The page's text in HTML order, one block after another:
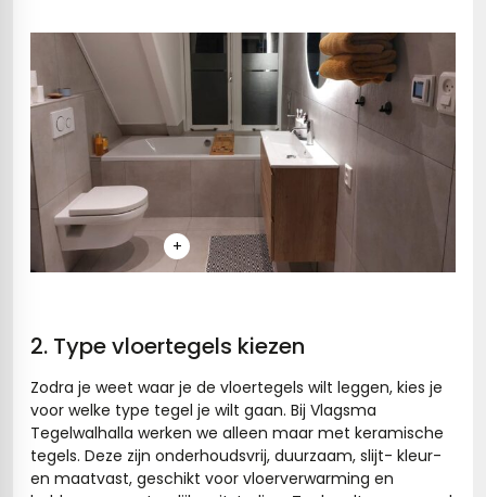
+
2. Type vloertegels kiezen
Zodra je weet waar je de vloertegels wilt leggen, kies je
voor welke type tegel je wilt gaan. Bij Vlagsma
Tegelwalhalla werken we alleen maar met keramische
tegels. Deze zijn onderhoudsvrij, duurzaam, slijt- kleur-
en maatvast, geschikt voor vloerverwarming en